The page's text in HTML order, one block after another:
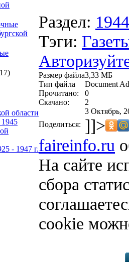
области
- 1947 г.
Раздел: 1944
Тэги:
Размер файла3,33 МБ
Тип файла
Document
Прочитано:
0
Скачано:
2
3 Октябрь,
Поделиться: ]]>
faireinfo.ru
На сайте
сбора
cookie